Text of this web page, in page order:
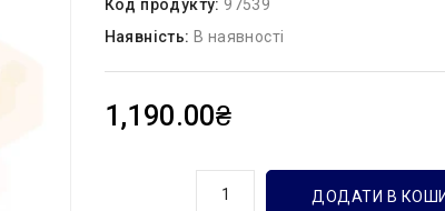
Код продукту: 97539
Наявність: В наявності
1,190.00₴
ДОДАТИ В